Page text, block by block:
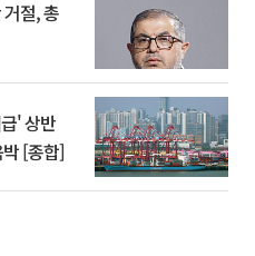
' 상반
[종합]